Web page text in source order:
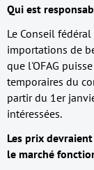
Qui est
Le Conseil
importations de
que l'OFAG
temporaires du
partir du 1er
intéressées.
Les prix
le marché